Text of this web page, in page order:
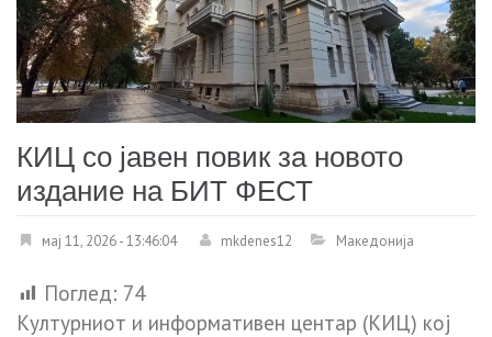
КИЦ со јавен повик за новото
издание на БИТ ФЕСТ
мај 11, 2026 - 13:46:04 mkdenes12 Македонија
Поглед: 74
Културниот и информативен центар (КИЦ) кој